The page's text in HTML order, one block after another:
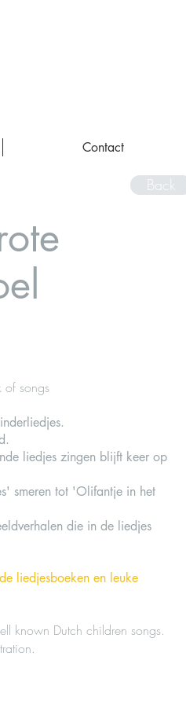
Contact
Back
of songs
liedjes zingen blijft keer op
smeren tot 'Olifantje in het
die in de liedjes
liedjesboeken en leuke
known Dutch children songs.